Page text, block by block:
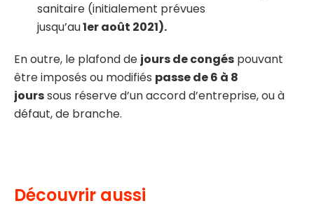
sanitaire (initialement prévues
jusqu’au1er août 2021).
En outre, le plafond de jours de congés pouvant
être imposés ou modifiés passe de 6 à 8
jourssous réserve d’un accord d’entreprise, ou à
défaut, de branche.
Découvrir aussi